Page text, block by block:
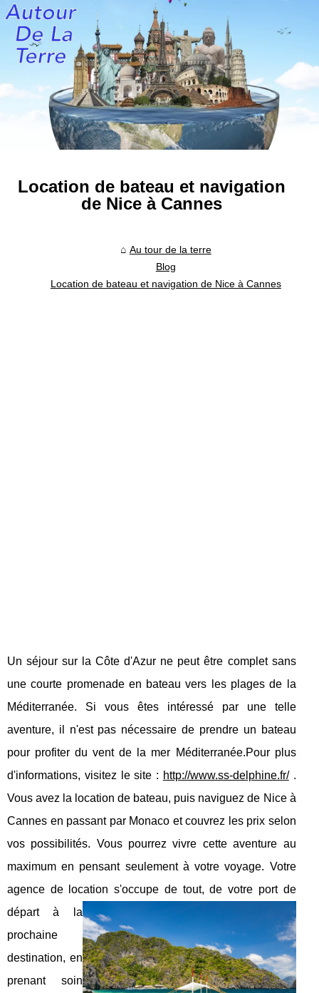
Location de bateau et navigation
de Nice à Cannes
Au tour de la terre
Blog
Location de bateau et navigation de Nice à Cannes
Un séjour sur la Côte d'Azur ne peut être complet sans
une courte promenade en bateau vers les plages de la
Méditerranée. Si vous êtes intéressé par une telle
aventure, il n'est pas nécessaire de prendre un bateau
pour profiter du vent de la mer Méditerranée.Pour plus
d'informations, visitez le site : http://www.ss-delphine.fr/.
Vous avez la location de bateau, puis naviguez de Nice à
Cannes en passant par Monaco et couvrez les prix selon
vos possibilités. Vous pourrez vivre cette aventure au
maximum en pensant seulement à votre voyage. Votre
agence de location s'occupe de tout,de votre port de
départ à la
prochaine
destination, en
prenant soin